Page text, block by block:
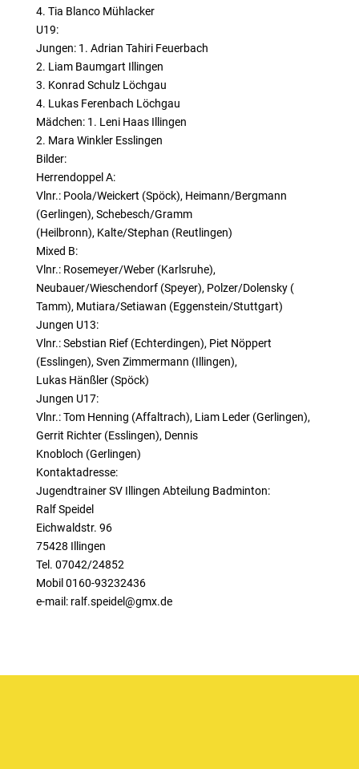
4. Tia Blanco Mühlacker
U19:
Jungen: 1. Adrian Tahiri Feuerbach
2. Liam Baumgart Illingen
3. Konrad Schulz Löchgau
4. Lukas Ferenbach Löchgau
Mädchen: 1. Leni Haas Illingen
2. Mara Winkler Esslingen
Bilder:
Herrendoppel A:
Vlnr.: Poola/Weickert (Spöck), Heimann/Bergmann
(Gerlingen), Schebesch/Gramm
(Heilbronn), Kalte/Stephan (Reutlingen)
Mixed B:
Vlnr.: Rosemeyer/Weber (Karlsruhe),
Neubauer/Wieschendorf (Speyer), Polzer/Dolensky (
Tamm), Mutiara/Setiawan (Eggenstein/Stuttgart)
Jungen U13:
Vlnr.: Sebstian Rief (Echterdingen), Piet Nöppert
(Esslingen), Sven Zimmermann (Illingen),
Lukas Hänßler (Spöck)
Jungen U17:
Vlnr.: Tom Henning (Affaltrach), Liam Leder (Gerlingen),
Gerrit Richter (Esslingen), Dennis
Knobloch (Gerlingen)
Kontaktadresse:
Jugendtrainer SV Illingen Abteilung Badminton:
Ralf Speidel
Eichwaldstr. 96
75428 Illingen
Tel. 07042/24852
Mobil 0160-93232436
e-mail: ralf.speidel@gmx.de